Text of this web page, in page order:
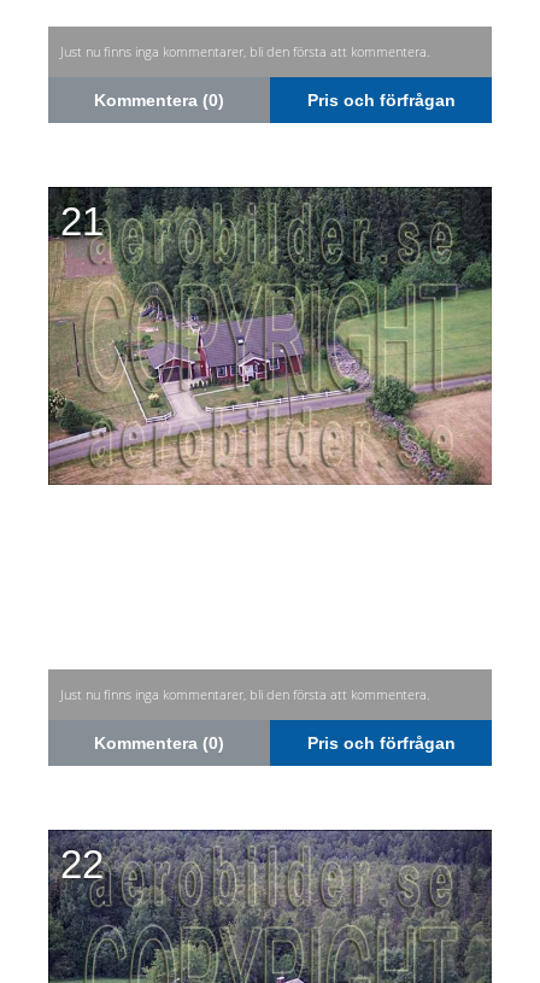
Just nu finns inga kommentarer, bli den första att kommentera.
Kommentera (0) Pris och förfrågan
21
Just nu finns inga kommentarer, bli den första att kommentera.
Kommentera (0) Pris och förfrågan
22